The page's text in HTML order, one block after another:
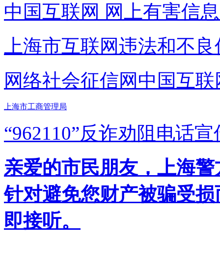
中国互联网 网上有害信
上海市互联网违法和不
网络社会征信网 中国互
上海市工商管理局
“962110”反诈劝阻电话宣
亲爱的市民朋友，上海
针对避免您财产被骗受
即接听。